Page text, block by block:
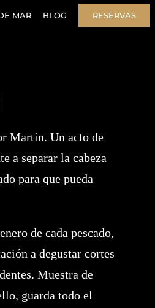
MAR BLOG RESERVAS
Martín. Un acto de
a separar la cabeza
para que pueda
de cada pescado,
a degustar cortes
Muestra de
guarda todo el